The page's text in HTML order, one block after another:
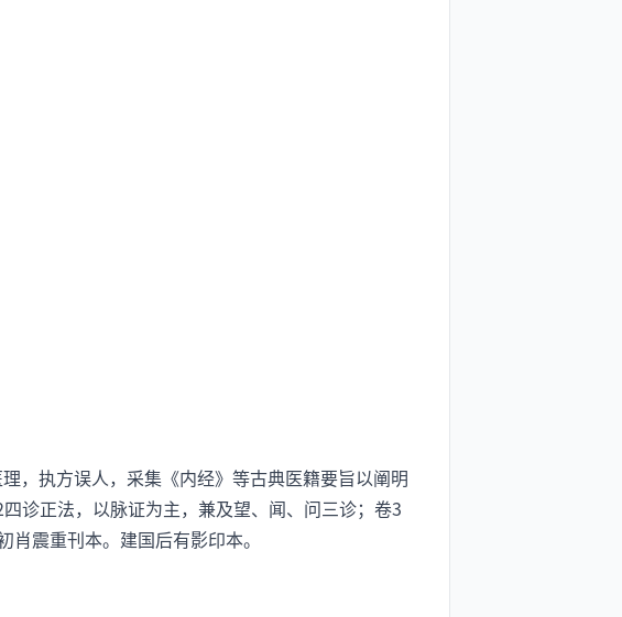
执方误人，采集《内经》等古典医籍要旨以阐明
诊正法，以脉证为主，兼及望、闻、问三诊；卷3
震重刊本。建国后有影印本。